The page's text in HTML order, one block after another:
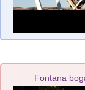
Fontana